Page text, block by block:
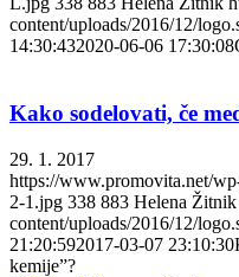
content/uploads/2016/12/
14:30:432020-06-06 17:30:08
Kako sodelovati, če
29. 1. 2017
https://www.promovita.net/
2-1.jpg 338 883 Helena Žitnik
content/uploads/2016/12/
21:20:592017-03-07 23:10:30
kemije”?